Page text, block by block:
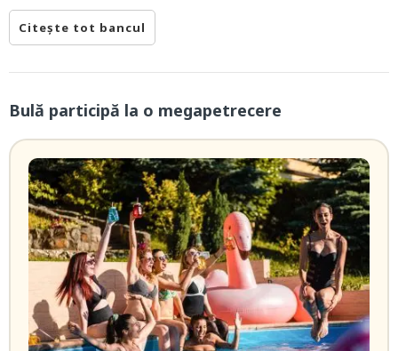
Citește tot bancul
Bulă participă la o megapetrecere